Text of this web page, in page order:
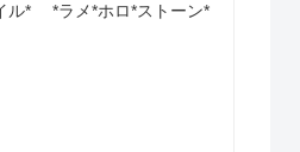
ル* *ラメ*ホロ*ストーン*